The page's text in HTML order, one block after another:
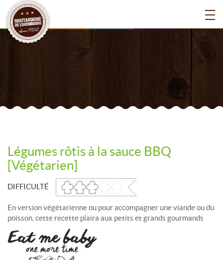
Légumes rôtis à la sauce BBQ
[Végétarien]
DIFFICULTÉ
En version végétarienne ou pour accompagner une viande ou du
poisson, cette recette plaira aux petits et grands gourmands